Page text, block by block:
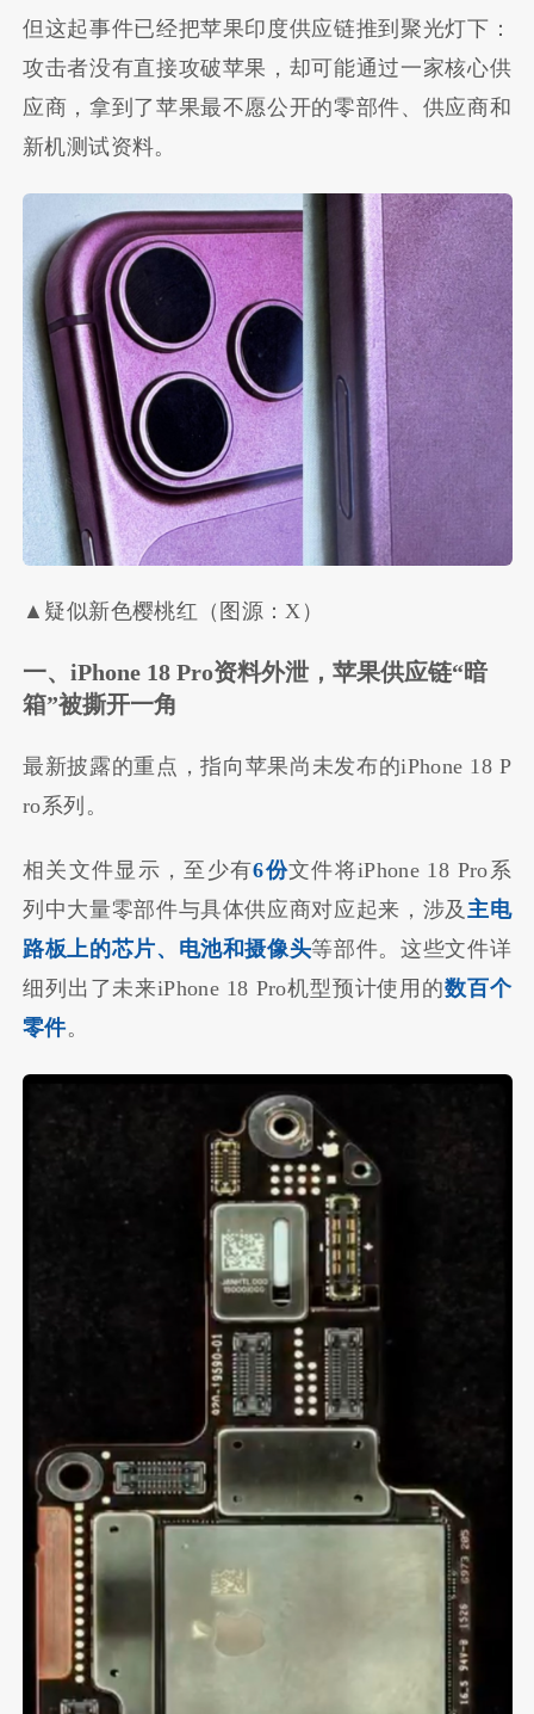
但这起事件已经把苹果印度供应链推到聚光灯下：
攻击者没有直接攻破苹果，却可能通过一家核心供
应商，拿到了苹果最不愿公开的零部件、供应商和
新机测试资料。
▲疑似新色樱桃红（图源：X）
一、iPhone 18 Pro资料外泄，苹果供应链“暗
箱”被撕开一角
最新披露的重点，指向苹果尚未发布的iPhone 18 P
ro系列。
相关文件显示，至少有6份文件将iPhone 18 Pro系
列中大量零部件与具体供应商对应起来，涉及 主电
路板上的芯片、电池和摄像头等部件。这些文件详
细列出了未来iPhone 18 Pro机型预计使用的数百个
零件。